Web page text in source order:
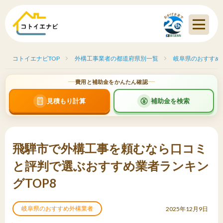
コトイエナビTOP 外構工事業者の都道府県別一覧 岐阜県のおすす
費用と補助金をかんたん確認
見積もり計算 補助金を検索
飛騨市で外構工事を頼むなら口コミ
と評判で選ぶおすすめ業者ランキン
グTOP8
岐阜県のおすすめ外構業者 2025年12月9日